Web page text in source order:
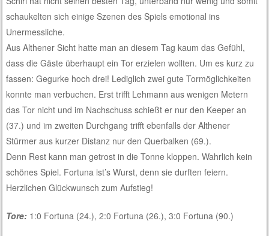
schaukelten sich einige Szenen des Spiels emotional ins
Unermessliche.
Aus Althener Sicht hatte man an diesem Tag kaum das Gefühl,
dass die Gäste überhaupt ein Tor erzielen wollten. Um es kurz zu
fassen: Gegurke hoch drei! Lediglich zwei gute Tormöglichkeiten
konnte man verbuchen. Erst trifft Lehmann aus wenigen Metern
das Tor nicht und im Nachschuss schießt er nur den Keeper an
(37.) und im zweiten Durchgang trifft ebenfalls der Althener
Stürmer aus kurzer Distanz nur den Querbalken (69.).
Denn Rest kann man getrost in die Tonne kloppen. Wahrlich kein
schönes Spiel. Fortuna ist’s Wurst, denn sie durften feiern.
Herzlichen Glückwunsch zum Aufstieg!
Tore: 1:0 Fortuna (24.), 2:0 Fortuna (26.), 3:0 Fortuna (90.)